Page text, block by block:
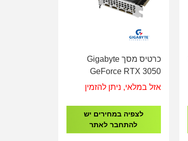
כרטיס מסך Gigabyte
GeForce RTX 3050
Windforce 2 6GB
אזל במלאי, ניתן להזמין
לצפיה במחירים יש
להתחבר לאתר